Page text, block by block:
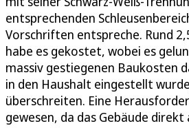
entsprechenden
Vorschriften entspreche. Rund
habe es gekostet, wobei es
massiv gestiegenen Baukosten
in den Haushalt eingestellt
überschreiten. Eine
gewesen, da das Gebäude direkt